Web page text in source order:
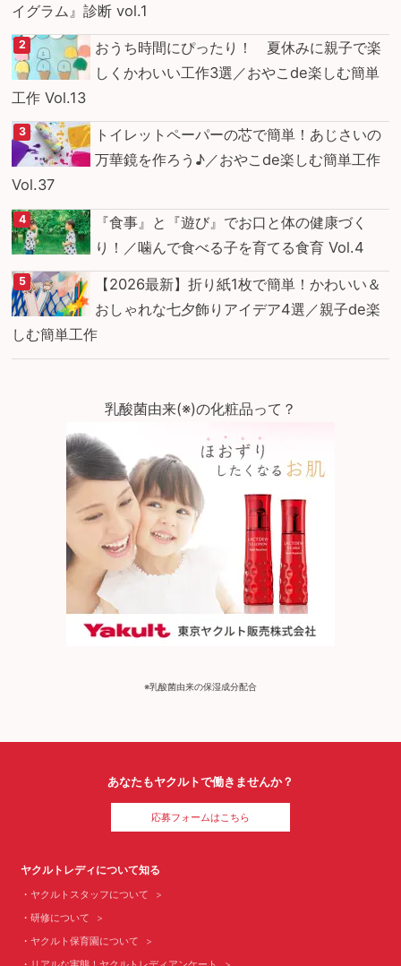
イグラム』診断 vol.1
おうち時間にぴったり！ 夏休みに親子で楽
しくかわいい工作3選／おやこde楽しむ簡単
工作 Vol.13
トイレットペーパーの芯で簡単！あじさいの
万華鏡を作ろう♪／おやこde楽しむ簡単工作
Vol.37
『食事』と『遊び』でお口と体の健康づく
り！／噛んで食べる子を育てる食育 Vol.4
【2026最新】折り紙1枚で簡単！かわいい＆
おしゃれな七夕飾りアイデア4選／親子de楽
しむ簡単工作
乳酸菌由来(※)の化粧品って？
※乳酸菌由来の保湿成分配合
あなたもヤクルトで働きませんか？
応募フォームはこちら
ヤクルトレディについて知る
ヤクルトスタッフについて
研修について
ヤクルト保育園について